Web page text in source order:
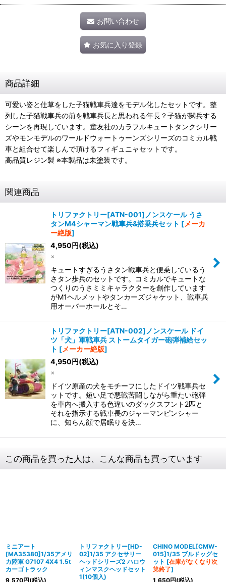
お問い合わせ
お気に入り登録
商品詳細
可愛い姿と仕草をした子猫戦車兵達をモデル化したセットです。整
列した子猫戦車兵の前を戦車兵長と思われる年長？子猫が閲兵する
シーンを再現しています。童友社のカラフルキュートタンクシリー
ズやモンモデルのワールドウォートゥーンズシリーズのコミカル戦
車と組合せて楽しんで頂けるフィギュニャセットです。
高品質レジン製 ※本製品は未塗装です。
関連商品
トリファクトリー[ATN-001]ノンスケール うさ
タンM4シャーマン戦車兵&搭乗兵セット [メーカ
ー絶版]
4,950円(税込)
×
キュートすぎるうさタン戦車兵と便乗しているう
さタン歩兵のセットです。 コミカルでキュートな
つくりのうさミミキャラクターを創作しています
がM1ヘルメットやタンカーズジャケット、戦車兵
用オーバーホールとそ…
トリファクトリー[ATN-002]ノンスケール ドイ
ツ「犬」軍戦車兵 ストームタイガー砲弾補給セッ
ト [メーカー絶版]
4,950円(税込)
×
ドイツ原産の犬をモチーフにしたドイツ戦車兵セ
ットです。 短い足で悪戦苦闘しながら重たい砲弾
を車内へ搬入する色違いのダックスフント2匹と
それを指示する戦車長のジャーマンピンシャー
に、知らん顔で居眠りを決…
この商品を買った人は、こんな商品も買っています
ミニアート
[MA35380]1/35アメリ
カ陸軍 G7107 4X4 1.5t
カーゴトラック
9,570円(税込)
トリファクトリー[HD-
02]1/35 アクセサリー
ヘッドシリーズ2 ハロウ
ィンマスクヘッドセット
1(10個入)
CHINO MODEL[CMW-
015]1/35 ブルドッグセ
ット [在庫がなくなり次
第終了]
1,650円(税込)